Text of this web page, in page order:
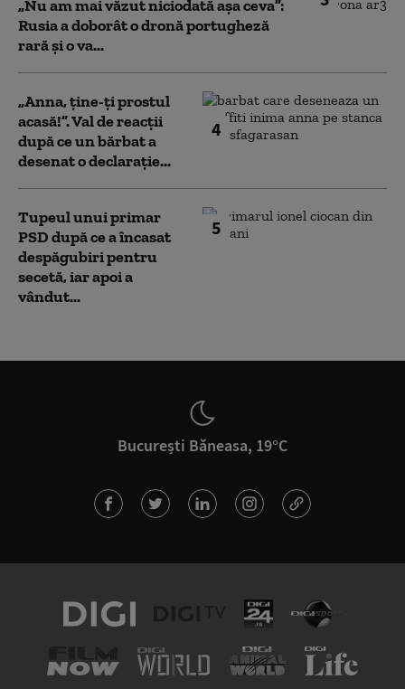
„Nu am mai văzut niciodată așa ceva”:
Rusia a doborât o dronă portugheză
rară și o va...
4
„Anna, ţine-ţi prostul
acasă!”. Val de reacții
după ce un bărbat a
desenat o declarație...
5
Tupeul unui primar
PSD după ce a încasat
despăgubiri pentru
secetă, iar apoi a
vândut...
București Băneasa, 19°C